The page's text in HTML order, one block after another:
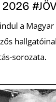
a
sorozata.